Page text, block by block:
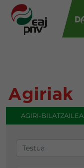
Agiriak
AGIRI-BILATZAILEA